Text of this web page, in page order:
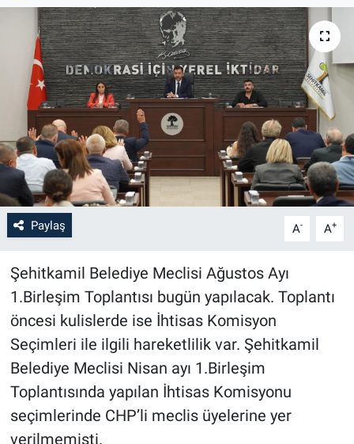
Paylaş A- A+
Şehitkamil Belediye Meclisi Ağustos Ayı
1.Birleşim Toplantısı bugün yapılacak. Toplantı
öncesi kulislerde ise İhtisas Komisyon
Seçimleri ile ilgili hareketlilik var. Şehitkamil
Belediye Meclisi Nisan ayı 1.Birleşim
Toplantısında yapılan İhtisas Komisyonu
seçimlerinde CHP’li meclis üyelerine yer
verilmemişti.